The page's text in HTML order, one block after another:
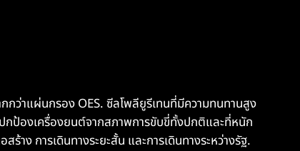
ว่าแผ่นกรอง OES. ซีลโพลียูรีเทนที่มีความทนทานสูง
ป้องเครื่องยนต์จากสภาพการขับขี่ทั้งปกติและที่หนัก
ร้าง การเดินทางระยะสั้น และการเดินทางระหว่างรัฐ.